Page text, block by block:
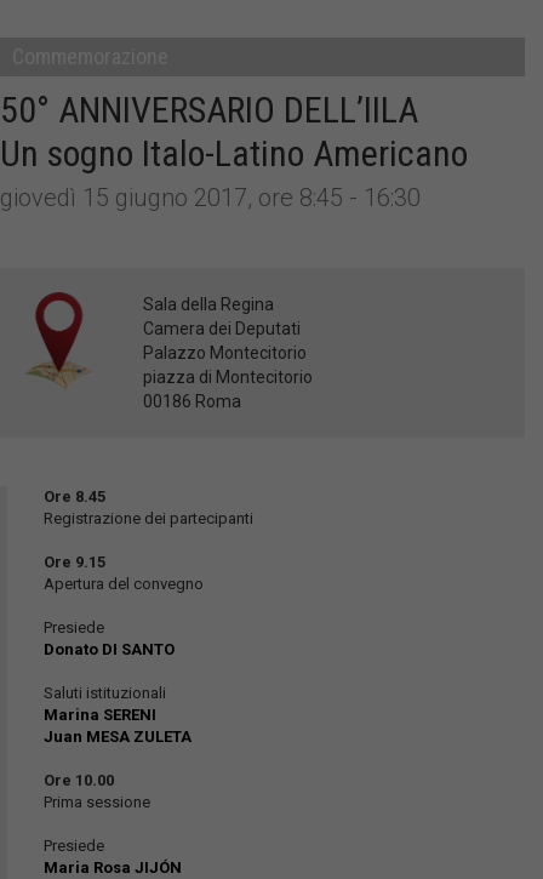
50° ANNIVERSARIO DELL’IILA
Un sogno Italo-Latino Americano
giovedì 15 giugno 2017, ore 8:45 - 16:30
Sala della Regina
Camera dei Deputati
Palazzo Montecitorio
piazza di Montecitorio
00186 Roma
Ore 8.45
Registrazione dei partecipanti
Ore 9.15
Apertura del convegno
Presiede
Donato DI SANTO
Saluti istituzionali
Marina SERENI
Juan MESA ZULETA
Ore 10.00
Prima sessione
Presiede
Maria Rosa JIJÓN